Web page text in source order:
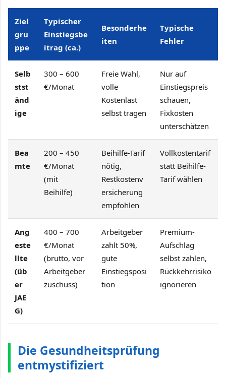
Ziel
gru
ppe
Typischer
Einstiegsbe
itrag (ca.)
Besonderhe
iten
Typische
Fehler
Selb
stst
änd
ige
300 – 600
€/Monat
Freie Wahl,
volle
Kostenlast
selbst tragen
Nur auf
Einstiegspreis
schauen,
Fixkosten
unterschätzen
Bea
mte
200 – 450
€/Monat
(mit
Beihilfe)
Beihilfe-Tarif
nötig,
Restkostenv
ersicherung
empfohlen
Vollkostentarif
statt Beihilfe-
Tarif wählen
Ang
este
llte
(üb
er
JAE
G)
400 – 700
€/Monat
(brutto, vor
Arbeitgeber
zuschuss)
Arbeitgeber
zahlt 50%,
gute
Einstiegsposi
tion
Premium-
Aufschlag
selbst zahlen,
Rückkehrrisiko
ignorieren
Die Gesundheitsprüfung
entmystifiziert